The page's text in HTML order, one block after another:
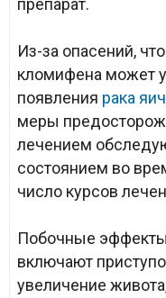
препарат.
Из-за опасений,
кломифена может
появления рака
меры
лечением
состоянием во
число курсов
Побочные
включают
увеличение